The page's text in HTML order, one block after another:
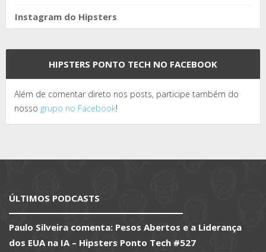
Instagram do Hipsters
HIPSTERS PONTO TECH NO FACEBOOK
Além de comentar direto nos posts, participe também do
nosso grupo no Facebook!
ÚLTIMOS PODCASTS
Paulo Silveira comenta: Pesos Abertos e a Liderança
dos EUA na IA – Hipsters Ponto Tech #527